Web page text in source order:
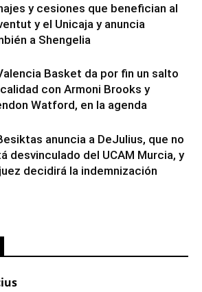
y cesiones que benefician al
y el Unicaja y anuncia
a Shengelia
Basket da por fin un salto
con Armoni Brooks y
Watford, en la agenda
anuncia a DeJulius, que no
desvinculado del UCAM Murcia, y
decidirá la indemnización